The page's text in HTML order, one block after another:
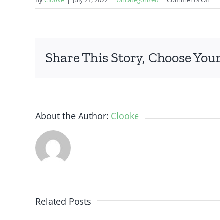
Share This Story, Choose
About the Author: Clooke
Related PostsChecker,